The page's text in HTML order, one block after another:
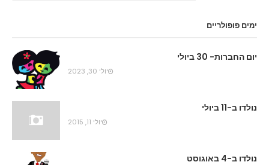
ימים פופולריים
יום החברות- 30 ביולי
יולי 30, 2023
נולדו ב-11 ביולי
יולי 11, 2015
נולדו ב-4 באוגוסט